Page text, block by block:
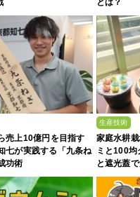
とは？
売上10億円を目指す
七が実践する「九条ね
功術
生産技術
家庭水耕
ミと100
と遮光蓋